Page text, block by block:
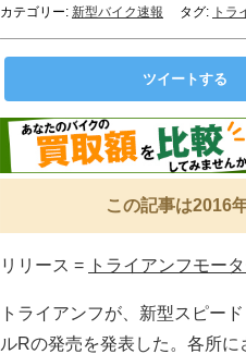
カテゴリー: 新型バイク速報 タグ: トラ
ツイートする
この記事は2016
リリース = トライアンフモー
トライアンフが、新型スピー
ルRの発売を発表した。各所